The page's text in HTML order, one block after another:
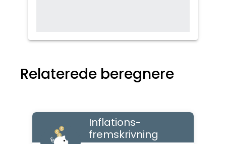
Relaterede beregnere
Inflations-
fremskrivning